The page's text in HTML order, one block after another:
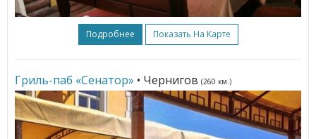
Подробнее Показать На Карте
Гриль-паб «Сенатор» • Чернигов (260 км.)